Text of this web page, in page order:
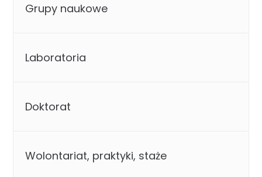
Grupy naukowe
Laboratoria
Doktorat
Wolontariat, praktyki, staże